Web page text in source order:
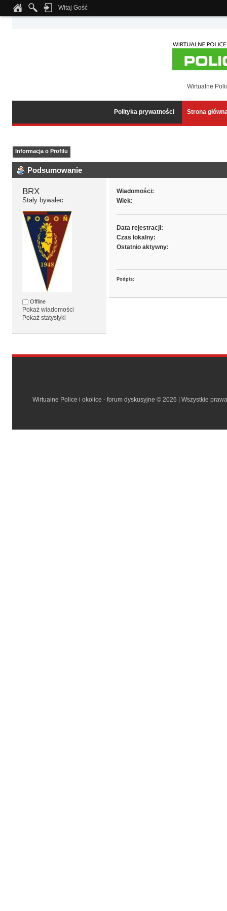
Notice: Undefined index: tapatalk_body_hook in
Witaj Gość
Wirtualne
Polityka prywatności Strona
Informacja o Profilu
Podsumowanie
BRX
Stały bywalec
Offline
Pokaż wiadomości
Pokaż statystyki
Wiadomości:
Wiek:
Data rejestracji:
Czas lokalny:
Ostatnio aktywny:
Podpis:
Wirtualne Police i okolice - forum dyskusyjne © 2026 | Wszystkie